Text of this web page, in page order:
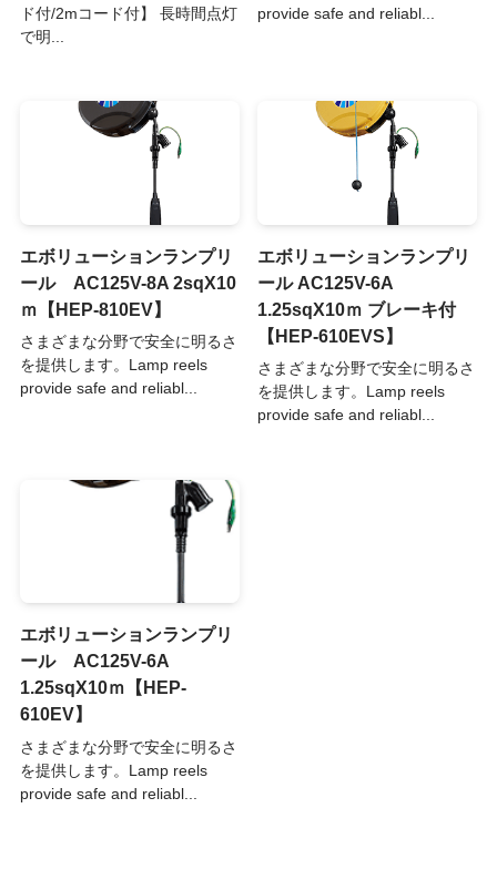
ド付/2mコード付】 長時間点灯
で明...
provide safe and reliabl...
エボリューションランプリ
ール AC125V-8A 2sqX10
ｍ【HEP-810EV】
さまざまな分野で安全に明るさ
を提供します。Lamp reels
provide safe and reliabl...
エボリューションランプリ
ール AC125V-6A
1.25sqX10ｍ ブレーキ付
【HEP-610EVS】
さまざまな分野で安全に明るさ
を提供します。Lamp reels
provide safe and reliabl...
エボリューションランプリ
ール AC125V-6A
1.25sqX10ｍ【HEP-
610EV】
さまざまな分野で安全に明るさ
を提供します。Lamp reels
provide safe and reliabl...